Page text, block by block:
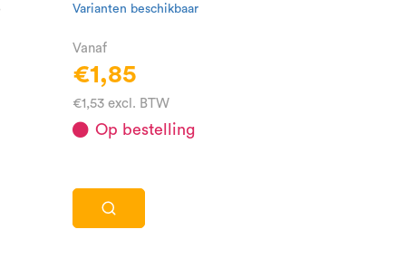
Varianten beschikbaar
Vanaf
€1,85
€1,53 excl. BTW
Op bestelling